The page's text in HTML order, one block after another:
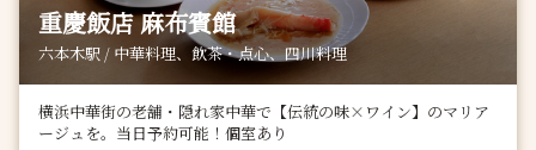
重慶飯店 麻布賓館
六本木駅 / 中華料理、飲茶・点心、四川料理
横浜中華街の老舗・隠れ家中華で【伝統の味×ワイン】のマリア
ージュを。当日予約可能！個室あり